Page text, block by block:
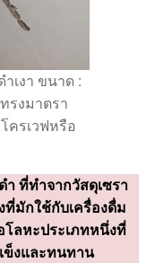
เงา ขนาด :
รงมาตรา
ครเวฟหรือ
ที่ทำจากวัสดุเซรา
ที่มักใช้กับเครื่องดื่ม
ลหะประเภทหนึ่งที่
งและทนทาน